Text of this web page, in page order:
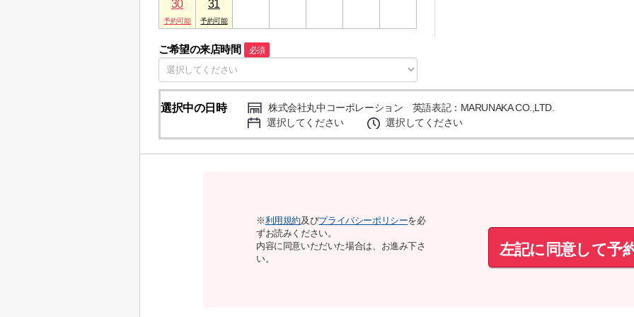
30 31
ご希望の来店時間 必須
選択中の日時
株式会社丸中コーポレーション 英語表記：MARUNAKA CO.,LTD.
選択してください
選択してください
※利用規約及びプライバシーポリシーを必
ずお読みください。
内容に同意いただいた場合は、お進み下さ
い。
左記に同意して予